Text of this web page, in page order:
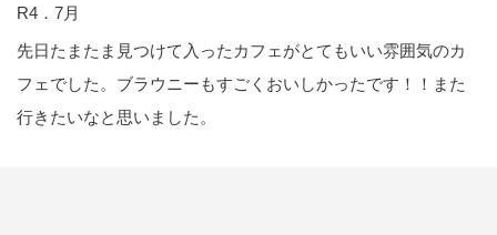
R4．7月
先日たまたま見つけて入ったカフェがとてもいい雰囲気のカ
フェでした。ブラウニーもすごくおいしかったです！！また
行きたいなと思いました。